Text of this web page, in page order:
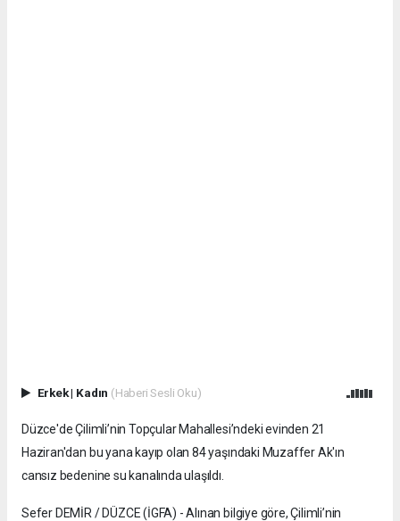
Erkek| Kadın (Haberi Sesli Oku)
Düzce'de Çilimli’nin Topçular Mahallesi’ndeki evinden 21
Haziran'dan bu yana kayıp olan 84 yaşındaki Muzaffer Ak'ın
cansız bedenine su kanalında ulaşıldı.
Sefer DEMİR / DÜZCE (İGFA) - Alınan bilgiye göre, Çilimli’nin